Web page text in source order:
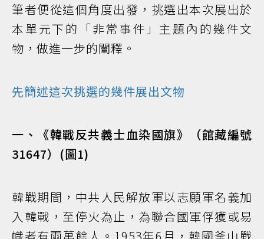
筆者便從這個角度出發，挑選出本次展出於
本單元下的「非常事件」主題內的幾件文
物，做進一步的闡釋。
先簡述這次挑選的幾件展出文物
一、《韓戰反共義士血染國旗》（館藏編號
31647）(圖1)
韓戰期間，中共人民解放軍以志願軍名義加
入韓戰，至停火為止，為聯合國軍俘獲或易